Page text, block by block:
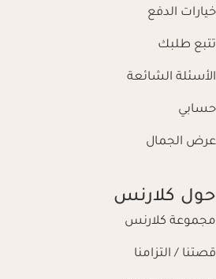
خيارات الدفع
تتبع طلبك
الأسئلة الشائعة
حسابي
عرض الجمال
حول كلارنس
مجموعة كلارنس
قصتنا / التزامنا